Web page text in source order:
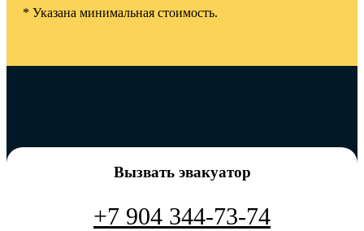
* Указана минимальная стоимость.
Вызвать эвакуатор
+7 904 344-73-74